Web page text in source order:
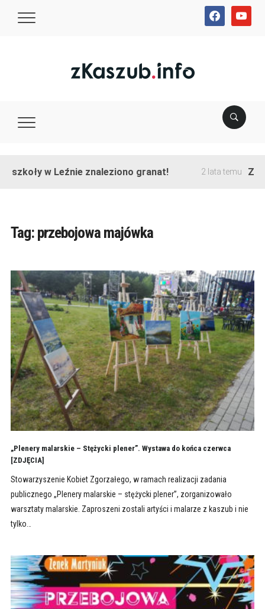
facebookyoutube
szkoły w Leźnie znaleziono granat! 2 lata temu
Tag: przebojowa majówka
„Plenery malarskie – Stężycki plener”. Wystawa do końca czerwca
[ZDJĘCIA]
Stowarzyszenie Kobiet Zgorzałego, w ramach realizacji zadania
publicznego „Plenery malarskie – stężycki plener”, zorganizowało
warsztaty malarskie. Zaproszeni zostali artyści i malarze z kaszub i nie
tylko…